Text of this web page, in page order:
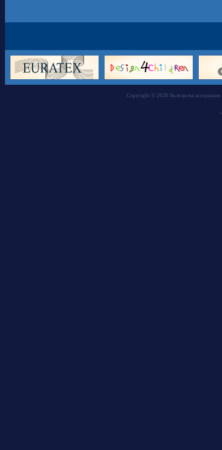
Copyright © 2026 Българска асоциация